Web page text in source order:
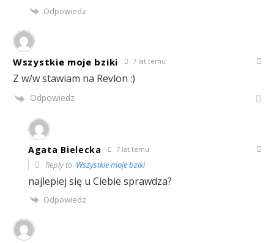
Odpowiedz
Wszystkie moje bziki 7 lat temu
Z w/w stawiam na Revlon :)
Odpowiedz
Agata Bielecka 7 lat temu
Reply to Wszystkie moje bziki
najlepiej się u Ciebie sprawdza?
Odpowiedz